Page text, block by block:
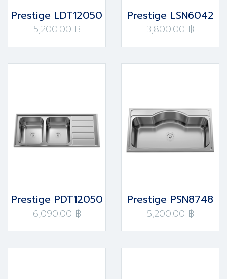
Prestige LDT12050
5,200.00 ฿
Prestige LSN6042
3,800.00 ฿
Prestige PDT12050
6,090.00 ฿
Prestige PSN8748
5,200.00 ฿